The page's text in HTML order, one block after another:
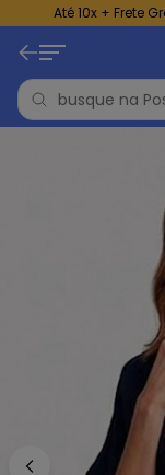
Até 10x + Frete